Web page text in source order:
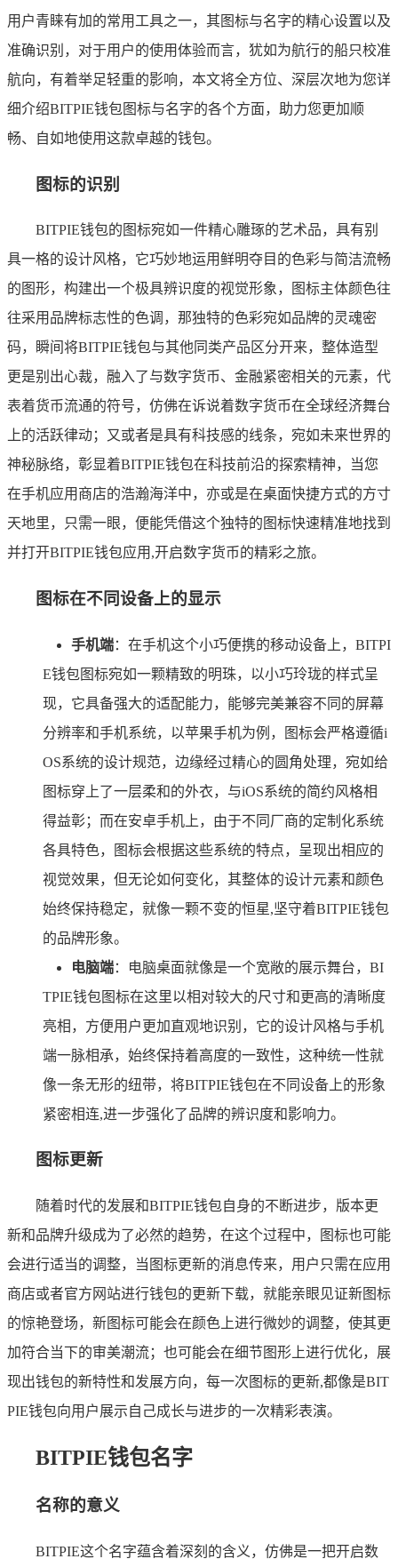
用户青睐有加的常用工具之一，其图标与名字的精心设置以及
准确识别，对于用户的使用体验而言，犹如为航行的船只校准
航向，有着举足轻重的影响，本文将全方位、深层次地为您详
细介绍BITPIE钱包图标与名字的各个方面，助力您更加顺
畅、自如地使用这款卓越的钱包。
图标的识别
BITPIE钱包的图标宛如一件精心雕琢的艺术品，具有别
具一格的设计风格，它巧妙地运用鲜明夺目的色彩与简洁流畅
的图形，构建出一个极具辨识度的视觉形象，图标主体颜色往
往采用品牌标志性的色调，那独特的色彩宛如品牌的灵魂密
码，瞬间将BITPIE钱包与其他同类产品区分开来，整体造型
更是别出心裁，融入了与数字货币、金融紧密相关的元素，代
表着货币流通的符号，仿佛在诉说着数字货币在全球经济舞台
上的活跃律动；又或者是具有科技感的线条，宛如未来世界的
神秘脉络，彰显着BITPIE钱包在科技前沿的探索精神，当您
在手机应用商店的浩瀚海洋中，亦或是在桌面快捷方式的方寸
天地里，只需一眼，便能凭借这个独特的图标快速精准地找到
并打开BITPIE钱包应用,开启数字货币的精彩之旅。
图标在不同设备上的显示
手机端：在手机这个小巧便携的移动设备上，BITPI
E钱包图标宛如一颗精致的明珠，以小巧玲珑的样式呈
现，它具备强大的适配能力，能够完美兼容不同的屏幕
分辨率和手机系统，以苹果手机为例，图标会严格遵循i
OS系统的设计规范，边缘经过精心的圆角处理，宛如给
图标穿上了一层柔和的外衣，与iOS系统的简约风格相
得益彰；而在安卓手机上，由于不同厂商的定制化系统
各具特色，图标会根据这些系统的特点，呈现出相应的
视觉效果，但无论如何变化，其整体的设计元素和颜色
始终保持稳定，就像一颗不变的恒星,坚守着BITPIE钱包
的品牌形象。
电脑端：电脑桌面就像是一个宽敞的展示舞台，BI
TPIE钱包图标在这里以相对较大的尺寸和更高的清晰度
亮相，方便用户更加直观地识别，它的设计风格与手机
端一脉相承，始终保持着高度的一致性，这种统一性就
像一条无形的纽带，将BITPIE钱包在不同设备上的形象
紧密相连,进一步强化了品牌的辨识度和影响力。
图标更新
随着时代的发展和BITPIE钱包自身的不断进步，版本更
新和品牌升级成为了必然的趋势，在这个过程中，图标也可能
会进行适当的调整，当图标更新的消息传来，用户只需在应用
商店或者官方网站进行钱包的更新下载，就能亲眼见证新图标
的惊艳登场，新图标可能会在颜色上进行微妙的调整，使其更
加符合当下的审美潮流；也可能会在细节图形上进行优化，展
现出钱包的新特性和发展方向，每一次图标的更新,都像是BIT
PIE钱包向用户展示自己成长与进步的一次精彩表演。
BITPIE钱包名字
名称的意义
BITPIE这个名字蕴含着深刻的含义，仿佛是一把开启数